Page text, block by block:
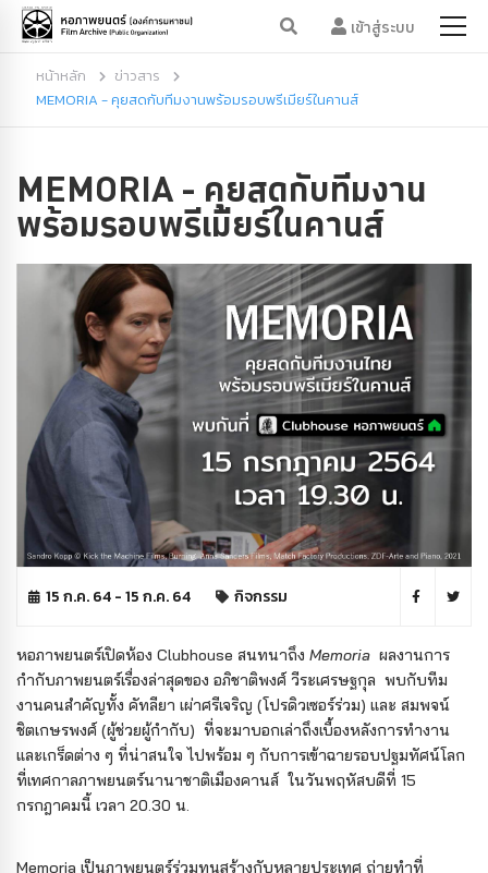
เข้าสู่ระบบ
หน้าหลัก
ข่าวสาร
MEMORIA - คุยสดกับทีมงานพร้อมรอบพรีเมียร์ในคานส์
MEMORIA - คุยสดกับทีมงาน
พร้อมรอบพรีเมียร์ในคานส์
15 ก.ค. 64 - 15 ก.ค. 64 กิจกรรม
หอภาพยนตร์เปิดห้อง Clubhouse สนทนาถึง Memoria ผลงานการ
กำกับภาพยนตร์เรื่องล่าสุดของ อภิชาติพงศ์ วีระเศรษฐกุล พบกับทีม
งานคนสำคัญทั้ง คัทลียา เผ่าศรีเจริญ (โปรดิวเซอร์ร่วม) และ สมพจน์
ชิตเกษรพงศ์ (ผู้ช่วยผู้กำกับ) ที่จะมาบอกเล่าถึงเบื้องหลังการทำงาน
และเกร็ดต่าง ๆ ที่น่าสนใจ ไปพร้อม ๆ กับการเข้าฉายรอบปฐมทัศน์โลก
ที่เทศกาลภาพยนตร์นานาชาติเมืองคานส์ ในวันพฤหัสบดีที่ 15
กรกฎาคมนี้ เวลา 20.30 น.
Memoria เป็นภาพยนตร์ร่วมทุนสร้างกับหลายประเทศ ถ่ายทำที่